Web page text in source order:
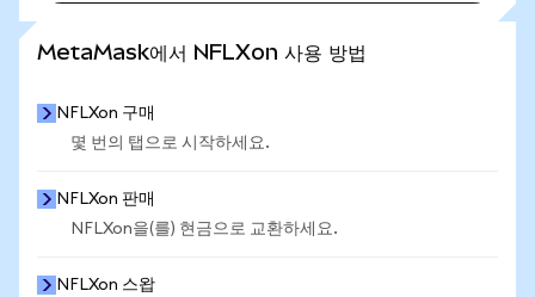
MetaMask에서 NFLXon 사용 방법
NFLXon 구매
몇 번의 탭으로 시작하세요.
NFLXon 판매
NFLXon을(를) 현금으로 교환하세요.
NFLXon 스왑